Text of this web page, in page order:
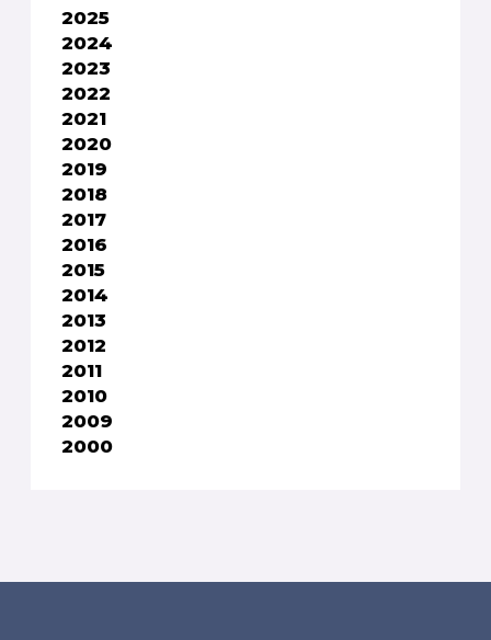
2025
2024
2023
2022
2021
2020
2019
2018
2017
2016
2015
2014
2013
2012
2011
2010
2009
2000